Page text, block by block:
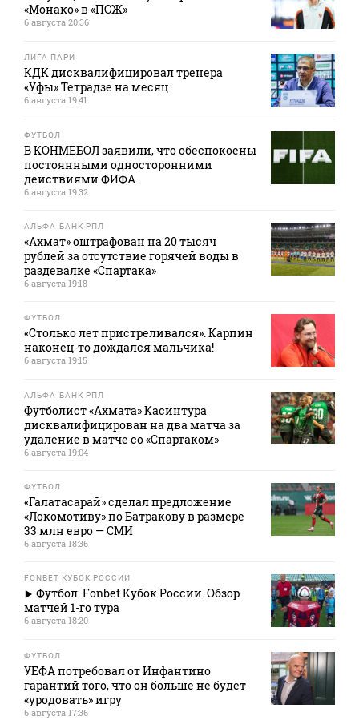
«Монако» в «ПСЖ»
6 августа 20:36
ЛИГА ПАРИ
КДК дисквалифицировал тренера
«Уфы» Тетрадзе на месяц
6 августа 19:41
ФУТБОЛ
В КОНМЕБОЛ заявили, что обеспокоены
постоянными односторонними
действиями ФИФА
6 августа 19:32
АЛЬФА-БАНК РПЛ
«Ахмат» оштрафован на 20 тысяч
рублей за отсутствие горячей воды в
раздевалке «Спартака»
6 августа 19:18
ФУТБОЛ
«Столько лет пристреливался». Карпин
наконец-то дождался мальчика!
6 августа 19:15
АЛЬФА-БАНК РПЛ
Футболист «Ахмата» Касинтура
дисквалифицирован на два матча за
удаление в матче со «Спартаком»
6 августа 19:04
ФУТБОЛ
«Галатасарай» сделал предложение
«Локомотиву» по Батракову в размере
33 млн евро — СМИ
6 августа 18:36
FONBET КУБОК РОССИИ
Футбол. Fonbet Кубок России. Обзор
матчей 1-го тура
6 августа 18:20
ФУТБОЛ
УЕФА потребовал от Инфантино
гарантий того, что он больше не будет
«уродовать» игру
6 августа 17:36